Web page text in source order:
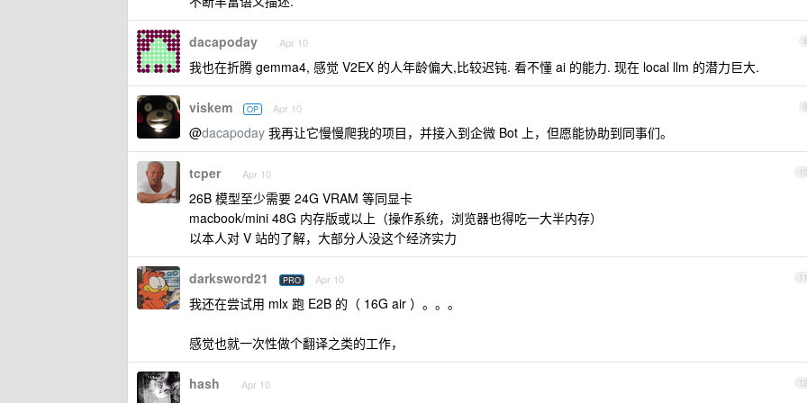
8
dacapoday Apr 10
我也在折腾 gemma4, 感觉 V2EX 的人年龄偏大,比较迟钝. 看不懂 ai 的能力. 现在 local llm 的潜力巨大.
9
viskem OP Apr 10
@dacapoday 我再让它慢慢爬我的项目，并接入到企微 Bot 上，但愿能协助到同事们。
10
tcper Apr 10
26B 模型至少需要 24G VRAM 等同显卡
macbook/mini 48G 内存版或以上（操作系统，浏览器也得吃一大半内存）
以本人对 V 站的了解，大部分人没这个经济实力
11
darksword21 PRO Apr 10
我还在尝试用 mlx 跑 E2B 的（ 16G air ）。。。
感觉也就一次性做个翻译之类的工作，
12
hash Apr 10